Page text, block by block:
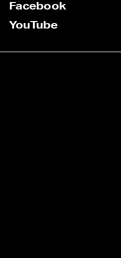
Facebook
YouTube